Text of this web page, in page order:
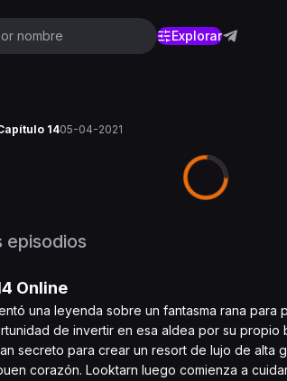
Explorar
1405-04-2021
episodios
Online
una leyenda sobre un fantasma rana
de invertir en esa aldea por su propio
secreto para crear un resort de lujo de
corazón. Looktarn luego comienza a